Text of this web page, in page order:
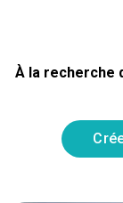
À la recherche